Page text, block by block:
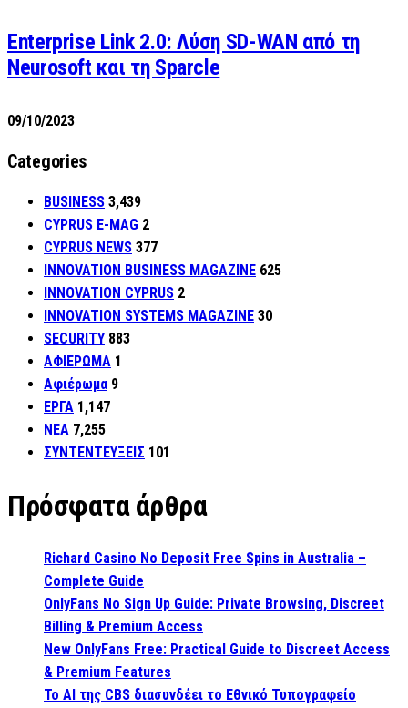
Enterprise Link 2.0: Λύση SD-WAN από τη
Neurosoft και τη Sparcle
09/10/2023
Categories
BUSINESS 3,439
CYPRUS E-MAG 2
CYPRUS NEWS 377
INNOVATION BUSINESS MAGAZINE 625
INNOVATION CYPRUS 2
INNOVATION SYSTEMS MAGAZINE 30
SECURITY 883
ΑΦΙΕΡΩΜΑ 1
Αφιέρωμα 9
ΕΡΓΑ 1,147
ΝΕΑ 7,255
ΣΥΝΤΕΝΤΕΥΞΕΙΣ 101
Πρόσφατα άρθρα
Richard Casino No Deposit Free Spins in Australia –
Complete Guide
OnlyFans No Sign Up Guide: Private Browsing, Discreet
Billing & Premium Access
New OnlyFans Free: Practical Guide to Discreet Access
& Premium Features
Το AI της CBS διασυνδέει το Εθνικό Τυπογραφείο